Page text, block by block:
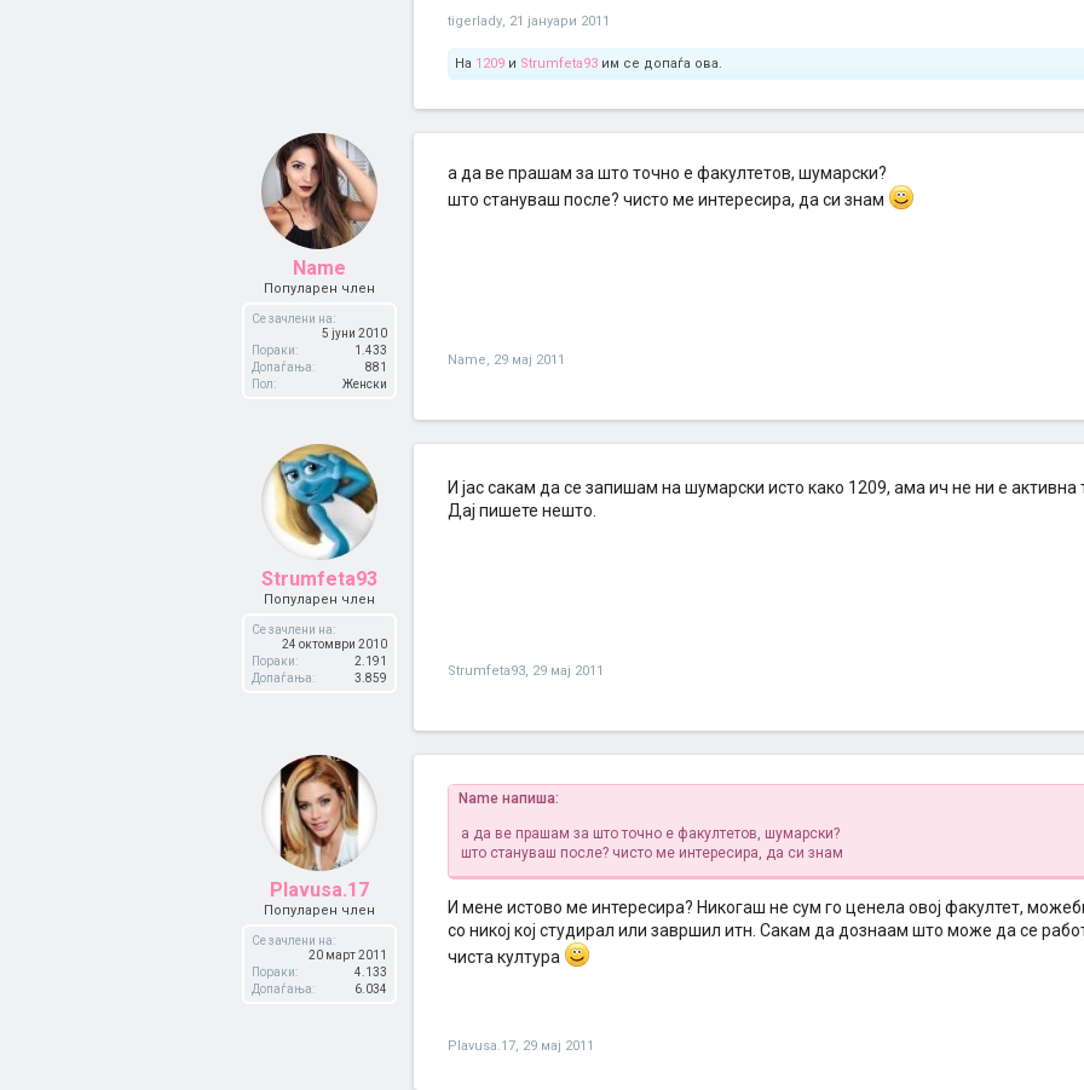
tigerlady, 21 јануари 2011
На 1209 и Strumfeta93 им се допаѓа ова.
Name
Популарен член
Се зачлени на:
5 јуни 2010
Пораки:
1.433
Допаѓања:
881
Пол:
Женски
а да ве прашам за што точно е факултетов, шумарски?
што стануваш после? чисто ме интересира, да си знам
Name, 29 мај 2011
Strumfeta93
Популарен член
Се зачлени на:
24 октомври 2010
Пораки:
2.191
Допаѓања:
3.859
И јас сакам да се запишам на шумарски исто како 1209, ама ич не ни е активна
Дај пишете нешто.
Strumfeta93, 29 мај 2011
Plavusa.17
Популарен член
Се зачлени на:
20 март 2011
Пораки:
4.133
Допаѓања:
6.034
Name напиша:
а да ве прашам за што точно е факултетов, шумарски?
што стануваш после? чисто ме интересира, да си знам
И мене истово ме интересира? Никогаш не сум го ценела овој факултет,
со никој кој студирал или завршил итн. Сакам да дознаам што може да се
чиста култура
Plavusa.17, 29 мај 2011